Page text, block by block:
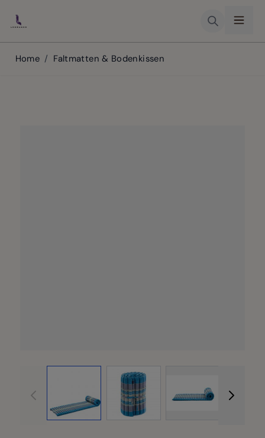
Home / Faltmatten & Bodenkissen
View larger imageView larger image